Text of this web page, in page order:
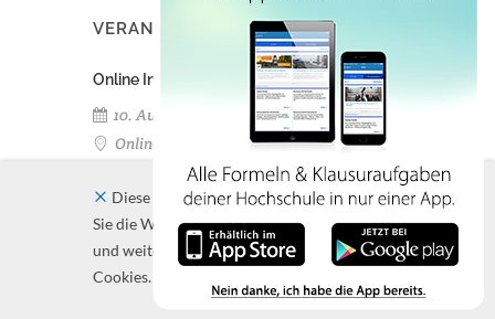
VERANSTALTUNGEN
Online Info Session: Individuelle Resilienz
10. August 2026
Online
10. August 2026
Online
Diese Website verwendet Cookies. Indem
Sie die Website und ihre Angebote nutzen
und weiter navigieren, akzeptieren Sie diese
Cookies.